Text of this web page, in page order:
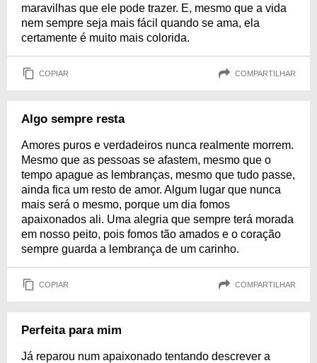
maravilhas que ele pode trazer. E, mesmo que a vida
nem sempre seja mais fácil quando se ama, ela
certamente é muito mais colorida.
COPIAR COMPARTILHAR
Algo sempre resta
Amores puros e verdadeiros nunca realmente morrem.
Mesmo que as pessoas se afastem, mesmo que o
tempo apague as lembranças, mesmo que tudo passe,
ainda fica um resto de amor. Algum lugar que nunca
mais será o mesmo, porque um dia fomos
apaixonados ali. Uma alegria que sempre terá morada
em nosso peito, pois fomos tão amados e o coração
sempre guarda a lembrança de um carinho.
COPIAR COMPARTILHAR
Perfeita para mim
Já reparou num apaixonado tentando descrever a